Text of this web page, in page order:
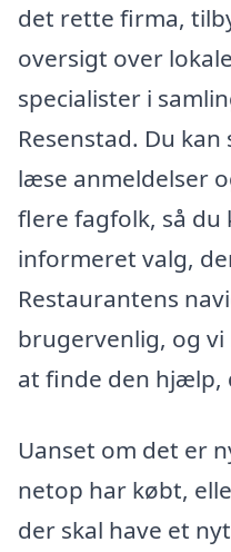
det rette firma,
oversigt over
specialister i
Resenstad. Du
læse anmeldelser
flere fagfolk, så
informeret valg,
Restaurantens
brugervenlig, og
at finde den hjælp,
Uanset om det er
netop har købt,
der skal have et